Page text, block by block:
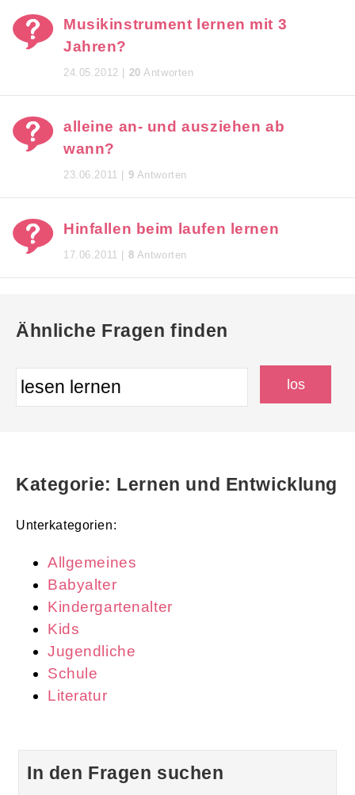
Musikinstrument lernen mit 3
Jahren?
24.05.2012 | 20 Antworten
alleine an- und ausziehen ab
wann?
23.06.2011 | 9 Antworten
Hinfallen beim laufen lernen
17.06.2011 | 8 Antworten
Ähnliche Fragen finden
Kategorie: Lernen und Entwicklung
Unterkategorien:
Allgemeines
Babyalter
Kindergartenalter
Kids
Jugendliche
Schule
Literatur
In den Fragen suchen